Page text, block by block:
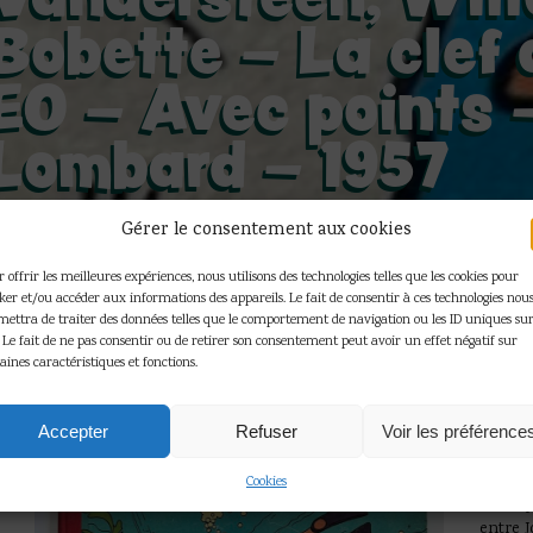
Gérer le consentement aux cookies
offrir les meilleures expériences, nous utilisons des technologies telles que les cookies pour
et/ou accéder aux informations des appareils. Le fait de consentir à ces technologies nous
de traiter des données telles que le comportement de navigation ou les ID uniques
Le fait de ne pas consentir ou de retirer son consentement peut avoir un effet négatif sur
caractéristiques et fonctions.
Accepter Refuser Voir les
Cookies
– La clef
– Avec points
– 1957
Accueil»Boutique»Albums divers»
La clef de bronze – EO – Avec points –
de